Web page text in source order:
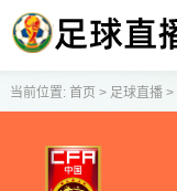
当前位置: 首页 > 足球直播>